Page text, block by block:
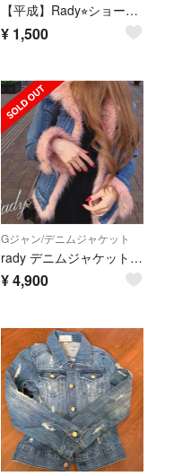
【平成】Rady⭐︎ショートデニムジャケット
¥ 1,500
Gジャン/デニムジャケット
rady デニムジャケット ピンクファー
¥4,900